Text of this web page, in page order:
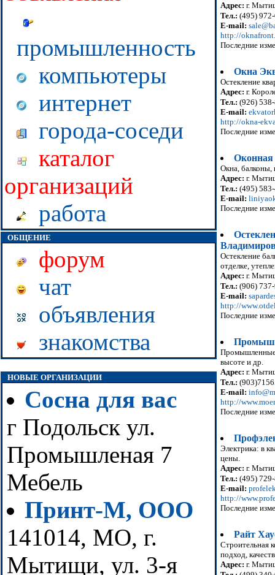
промышленность
компьютеры
интернет
города-соседи
каталог
организаций
работа
ОБЩЕНИЕ
форум
чат
объявления
знакомства
НОВЫЕ ОРГАНИЗАЦИИ
Сосна для вас
г Подольск ул.
Промышленая 7
Мебель
Принт-М, ООО
141014, МО, г.
Мытищи, ул. 3-я
Адрес: г.
Тел.: (495)
E-mail:
http://
Последние
Окна
Остекление
Адрес: г.
Тел.: (926)
E-mail:
http://okna-
Последние
Окна,
Адрес: г.
Тел.: (495)
E-mail:
Последние
Остекление
отделке,
Адрес: г.
Тел.: (906)
E-mail:
http://
Последние
Промышленные
высоте и др.
Адрес: г.
Тел.:
E-mail:
http://
Последние
Электрика: в
цены.
Адрес: г.
Тел.: (495)
E-mail:
http://
Последние
Райт
Строительная
подход,
Адрес: г.